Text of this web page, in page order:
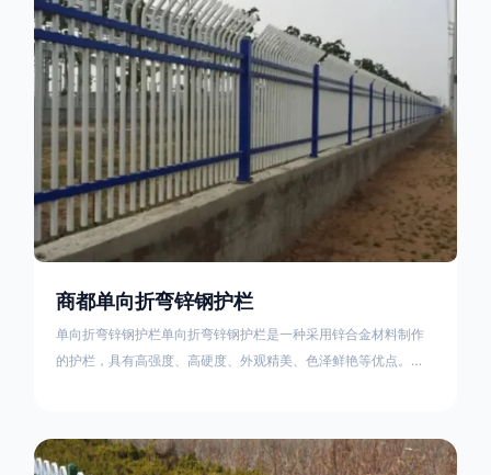
商都单向折弯锌钢护栏
单向折弯锌钢护栏单向折弯锌钢护栏是一种采用锌合金材料制作
的护栏，具有高强度、高硬度、外观精美、色泽鲜艳等优点。该
再加上防盗垫圈，这样能够避免护栏被人轻易拆卸；适合于大批
量生产，能够很好的与自然相融合。单向折弯锌钢护栏可以用于